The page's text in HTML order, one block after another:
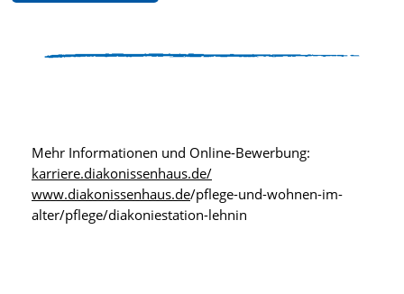
Mehr Informationen und Online-Bewerbung:
karriere.diakonissenhaus.de/
www.diakonissenhaus.de/pflege-und-wohnen-im-
alter/pflege/diakoniestation-lehnin